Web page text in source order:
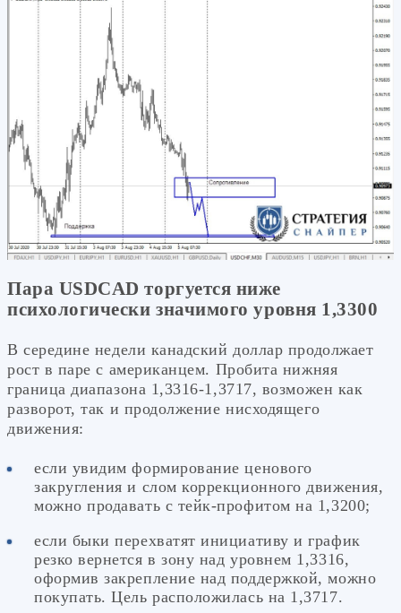
Пара USDCAD торгуется ниже
психологически значимого уровня 1,3300
В середине недели канадский доллар продолжает
рост в паре с американцем. Пробита нижняя
граница диапазона 1,3316-1,3717, возможен как
разворот, так и продолжение нисходящего
движения:
если увидим формирование ценового
закругления и слом коррекционного движения,
можно продавать с тейк-профитом на 1,3200;
если быки перехватят инициативу и график
резко вернется в зону над уровнем 1,3316,
оформив закрепление над поддержкой, можно
покупать. Цель расположилась на 1,3717.